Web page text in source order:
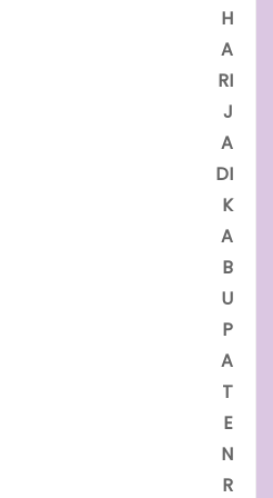
H
A
RI
J
A
DI
K
A
B
U
P
A
T
E
N
R